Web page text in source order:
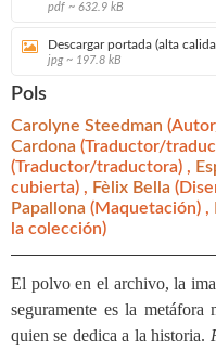
pdf ~ 632.9 kB
Descargar portada (alta
jpg ~ 197.8 kB
Pols
Carolyne Steedman
Cardona (Traductor/
(Traductor/traductora) ,
cubierta) , Fèlix Bella
Papallona (Maquetación) ,
la colección)
El polvo en el archivo, la
seguramente es la
quien se dedica a la historia.